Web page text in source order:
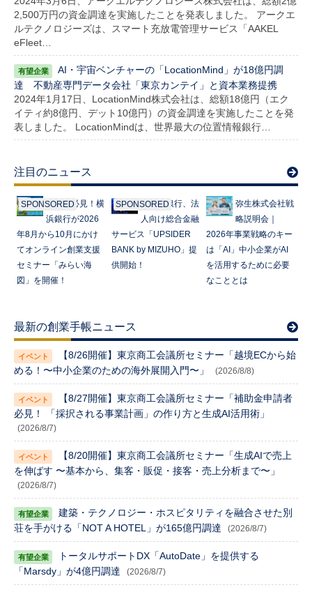
2,500万円の資金調達を実施したことを発表しました。 アークエ
ルテクノロジーズは、スマート充放電管理サービス「AAKEL
eFleet…
AI・宇宙ベンチャーの「LocationMind」が18億円調
達 不動産専門データ会社「東京カンテイ」と資本業務提携
2024年1月17日、LocationMind株式会社は、総額18億円（エク
イティ約8億円、デット10億円）の資金調達を実施したことを発
表しました。 LocationMindは、世界最大の位置情報銀行…
注目のニュース
SPONSORED起業家必見！横
浜銀行が2026
年8月から10月にかけ
てオンライン創業支援
セミナー「みらい海
図」を開催！
SPONSOREDみずほ銀行、法
人向け総合金融
サービス「UPSIDER
BANK by MIZUHO」提
供開始！
弥生株式会社戦
略説明会｜
2026年事業戦略のキー
は「AI」中小企業がAI
を活用するために必要
なこととは
最新の創業手帳ニュース
【8/26開催】東京商工会議所セミナー「越境ECから始
める！〜中小企業のための海外展開入門〜」
(2026/8/8)
【8/27開催】東京商工会議所セミナー「補助金申請者
必見！ 「採択される事業計画」の作り方と生成AI活用術」
(2026/8/7)
【8/20開催】東京商工会議所セミナー「生成AIで売上
を伸ばす 〜基本から、集客・販促・接客・売上分析まで〜」
(2026/8/7)
建築・テクノロジー・ホスピタリティを融合させた別
荘を手がける「NOT A HOTEL」が165億円調達
(2026/8/7)
トータルサポートDX「AutoDate」を提供する
「Marsdy」が4億円調達
(2026/8/7)